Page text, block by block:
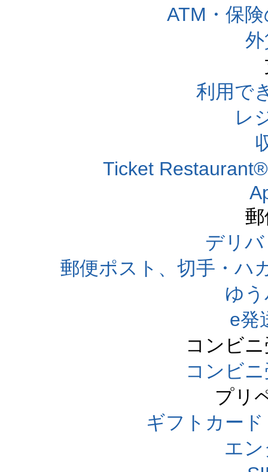
ATM・保
利用で
レ
Ticket
デリ
郵便ポスト、切手・ハ
ゆ
e発
コンビ
コンビ
プリ
ギフトカー
エ